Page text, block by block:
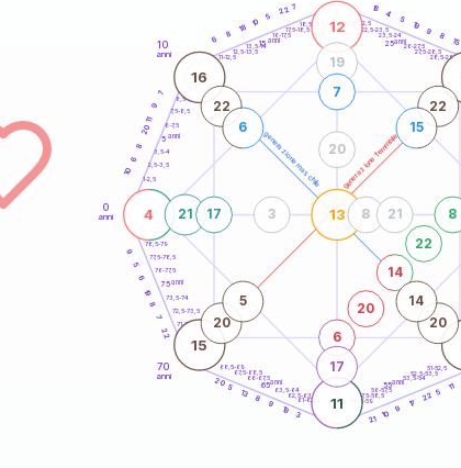
generazione maschile generazione femminile
0
anni
10
anni
70
anni
1-2,5
2,5-3,5
3,5-4
6-7,5
7,5-8,5
8,5-9
11-12,5
12,5-13,5
13,5-14
16-17,5
17,5-18,5
18,5-19
21-22,5
22,5-23,5
23,5-24
26-27,5
27,5-28,5
28,5-29
51-52,5
52,5-53,5
53,5-54
56-57,5
57,5-58,5
58,5-59
61-62,5
62,5-63,5
63,5-64
66-67,5
67,5-68,5
68,5-69
71-72,5
72,5-73,5
73,5-74
76-77,5
77,5-78,5
78,5-79
10
6
8
20
11
9
7
6
8
18 10
5
227 16
4
5
19
9
8
15
11
5
22
17
9
10
21
3
19
9
8
13
5
20
22
7
8
19
6
5
9
4
12
11
13
16
15 6
20
14
22
8
21
19
17
17
7
8 21
3
20
22
6
22
15
20
5
20
14
5 anni
15 anni 25anni
55anni
65anni
75anni